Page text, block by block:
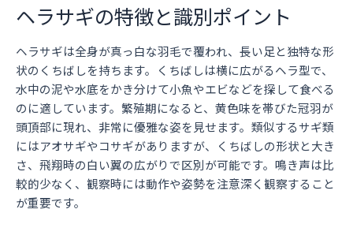
ヘラサギの特徴と識別ポイント
ヘラサギは全身が真っ白な羽毛で覆われ、長い足と独特な形
状のくちばしを持ちます。くちばしは横に広がるヘラ型で、
水中の泥や水底をかき分けて小魚やエビなどを探して食べる
のに適しています。繁殖期になると、黄色味を帯びた冠羽が
頭頂部に現れ、非常に優雅な姿を見せます。類似するサギ類
にはアオサギやコサギがありますが、くちばしの形状と大き
さ、飛翔時の白い翼の広がりで区別が可能です。鳴き声は比
較的少なく、観察時には動作や姿勢を注意深く観察すること
が重要です。